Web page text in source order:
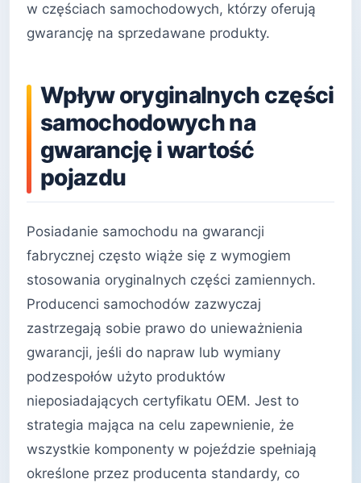
w częściach samochodowych, którzy oferują
gwarancję na sprzedawane produkty.
Wpływ oryginalnych części
samochodowych na
gwarancję i wartość
pojazdu
Posiadanie samochodu na gwarancji
fabrycznej często wiąże się z wymogiem
stosowania oryginalnych części zamiennych.
Producenci samochodów zazwyczaj
zastrzegają sobie prawo do unieważnienia
gwarancji, jeśli do napraw lub wymiany
podzespołów użyto produktów
nieposiadających certyfikatu OEM. Jest to
strategia mająca na celu zapewnienie, że
wszystkie komponenty w pojeździe spełniają
określone przez producenta standardy, co